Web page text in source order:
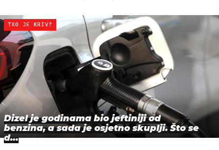
TKO JE KRIV?
Dizel je godinama bio jeftiniji od
benzina, a sada je osjetno skuplji. Što se
d…